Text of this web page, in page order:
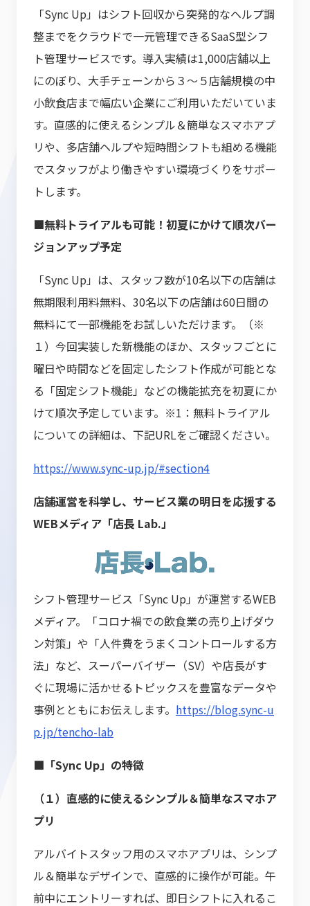
「Sync Up」はシフト回収から突発的なヘルプ調
整までをクラウドで一元管理できるSaaS型シフ
ト管理サービスです。導入実績は1,000店舗以上
にのぼり、大手チェーンから３～５店舗規模の中
小飲食店まで幅広い企業にご利用いただいていま
す。直感的に使えるシンプル＆簡単なスマホアプ
リや、多店舗ヘルプや短時間シフトも組める機能
でスタッフがより働きやすい環境づくりをサポー
トします。
■無料トライアルも可能！初夏にかけて順次バー
ジョンアップ予定
「Sync Up」は、スタッフ数が10名以下の店舗は
無期限利用料無料、30名以下の店舗は60日間の
無料にて一部機能をお試しいただけます。（※
１）今回実装した新機能のほか、スタッフごとに
曜日や時間などを固定したシフト作成が可能とな
る「固定シフト機能」などの機能拡充を初夏にか
けて順次予定しています。※1：無料トライアル
についての詳細は、下記URLをご確認ください。
https://www.sync-up.jp/#section4
店舗運営を科学し、サービス業の明日を応援する
WEBメディア「店長 Lab.」
シフト管理サービス「Sync Up」が運営するWEB
メディア。「コロナ禍での飲食業の売り上げダウ
ン対策」や「人件費をうまくコントロールする方
法」など、スーパーバイザー（SV）や店長がす
ぐに現場に活かせるトピックスを豊富なデータや
事例とともにお伝えします。 https://blog.sync-u
p.jp/tencho-lab
■「Sync Up」の特徴
（１）直感的に使えるシンプル＆簡単なスマホア
プリ
アルバイトスタッフ用のスマホアプリは、シンプ
ル＆簡単なデザインで、直感的に操作が可能。午
前中にエントリーすれば、即日シフトに入れるこ